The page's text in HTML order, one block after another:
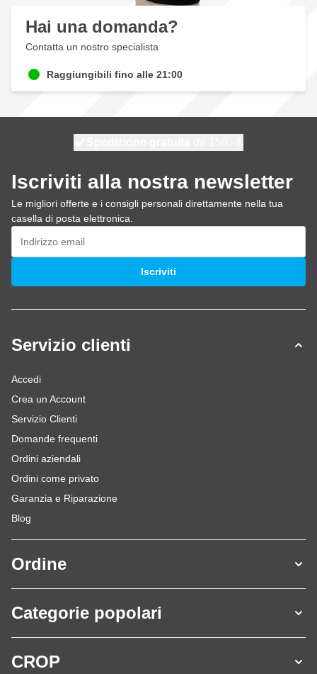
Hai una domanda?
Contatta un nostro specialista
Raggiungibili fino alle 21:00
Iscriviti alla nostra newsletter
Le migliori offerte e i consigli personali direttamente nella tua
casella di posta elettronica.
Indirizzo email
Iscriviti
Servizio clienti
Accedi
Crea un Account
Servizio Clienti
Domande frequenti
Ordini aziendali
Ordini come privato
Garanzia e Riparazione
Blog
Ordine
Categorie popolari
CROP